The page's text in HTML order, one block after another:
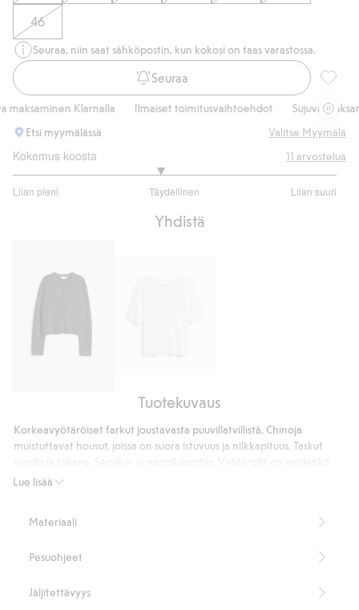
46
Seuraa, niin saat sähköpostin, kun kokosi on taas varastossa.
Seuraa
Klarnalla Ilmaiset toimitusvaihtoehdot
Sujuva
Etsi myymälässä
Valitse Myymälä
Kokemus koosta
Liian pieni Täydellinen Liian suuri
/
11 arvostelua
Yhdistä
Tuotekuvaus
Lue lisää
Korkeavyötäröiset farkut joustavasta puuvillatvillistä. Chinoja
muistuttavat housut, joissa on suora istuvuus ja nilkkapituus. Taskut
Joustavaa puuvillatvilliä
Suora istuvuus
Lahkeen sisäpituus 66 cm koossa 38
Materiaali
Pesuohjeet
Jäljitettävyys